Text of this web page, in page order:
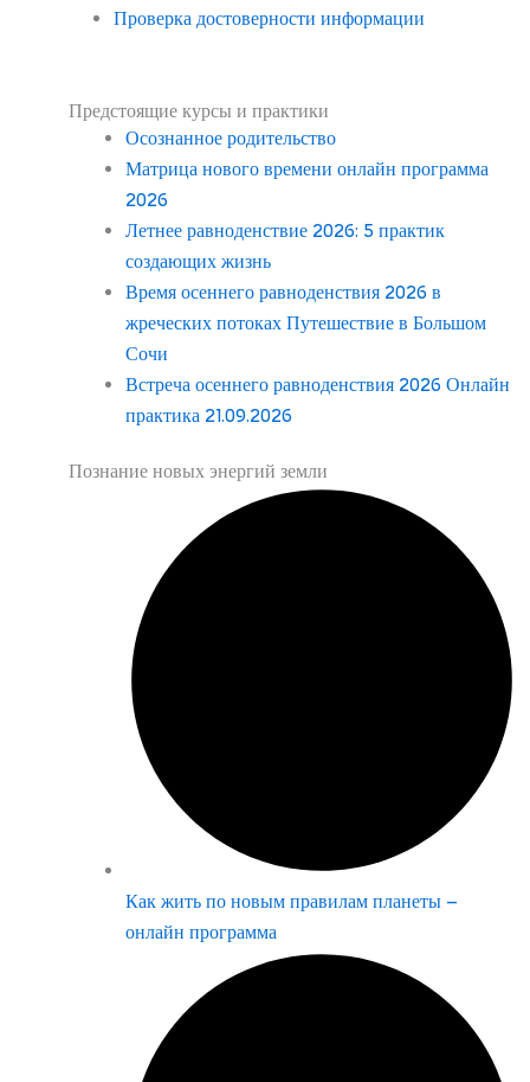
Проверка достоверности информации
Предстоящие курсы и практики
Осознанное родительство
Матрица нового времени онлайн программа
2026
Летнее равноденствие 2026: 5 практик
создающих жизнь
Время осеннего равноденствия 2026 в
жреческих потоках Путешествие в Большом
Сочи
Встреча осеннего равноденствия 2026 Онлайн
практика 21.09.2026
Познание новых энергий земли
Как жить по новым правилам планеты –
онлайн программа